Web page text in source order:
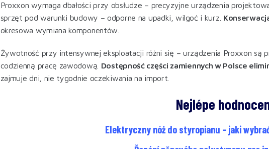
Proxxon wymaga dbałości przy obsłudze – precyzyjne urządzenia
sprzęt pod warunki budowy – odporne na upadki, wilgoć i kurz.
okresowa wymiana komponentów.
Żywotność przy intensywnej eksploatacji różni się – urządzenia Proxxon są
codzienną pracę zawodową. Dostępność części zamiennych w Polsce
zajmuje dni, nie tygodnie oczekiwania na import.
Nejlépe
Elektryczny nóż do styropianu – jaki